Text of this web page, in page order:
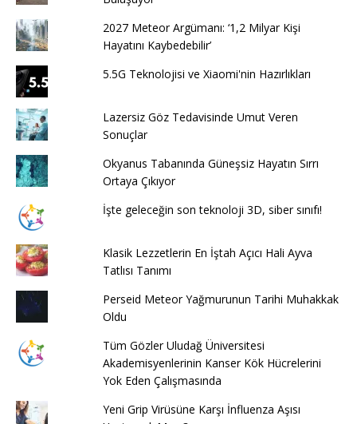
2027 Meteor Argümanı: ‘1,2 Milyar Kişi
Hayatını Kaybedebilir’
5.5G Teknolojisi ve Xiaomi'nin Hazırlıkları
Lazersiz Göz Tedavisinde Umut Veren
Sonuçlar
Okyanus Tabanında Güneşsiz Hayatın Sırrı
Ortaya Çıkıyor
İşte geleceğin son teknoloji 3D, siber sınıfı!
Klasik Lezzetlerin En İştah Açıcı Hali Ayva
Tatlısı Tanımı
Perseid Meteor Yağmurunun Tarihi Muhakkak
Oldu
Tüm Gözler Uludağ Üniversitesi
Akademisyenlerinin Kanser Kök Hücrelerini
Yok Eden Çalışmasında
Yeni Grip Virüsüne Karşı İnfluenza Aşısı